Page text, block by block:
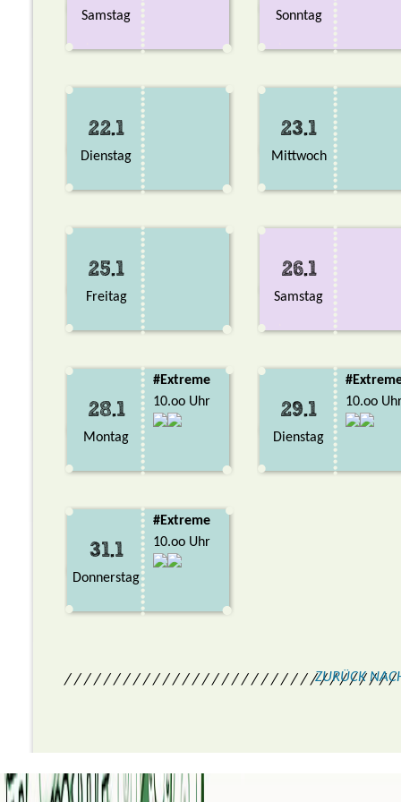
Samstag Sonntag
22.1
Dienstag
23.1
Mittwoch
25.1
Freitag
26.1
Samstag
28.1
Montag
#Extreme
10.oo Uhr
29.1
Dienstag
10.oo
31.1
Donnerstag
#Extreme
10.oo Uhr
/ / / / / / / / / / / / / / / / / / / / / / / / / / / / / / / / / /
ZURÜCK